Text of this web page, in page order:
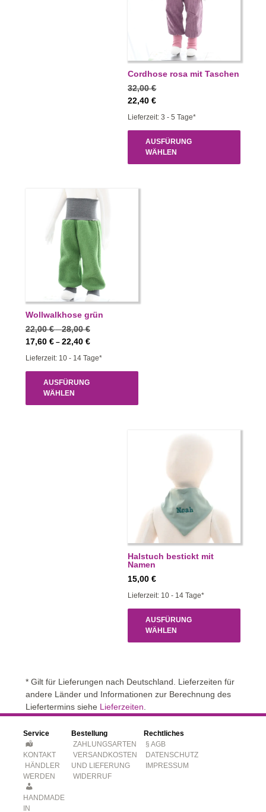
Cordhose rosa mit Taschen
32,00€
22,40€
Lieferzeit: 3 - 5 Tage*
AUSFÜRUNG
WÄHLEN
Wollwalkhose grün
22,00€ –28,00€Preisspanne:
22,00 €
28,00 €
17,60 € – 22,40 €Preisspanne:
bis
22,40 €
Lieferzeit: 10 - 14 Tage*
AUSFÜRUNG
WÄHLEN
Halstuch bestickt mit
Namen
15,00€
Lieferzeit: 10 - 14 Tage*
AUSFÜRUNG
WÄHLEN
* Gilt für Lieferungen nach Deutschland. Lieferzeiten für
andere Länder und Informationen zur Berechnung des
Liefertermins siehe Lieferzeiten
Service
KONTAKT
HÄNDLER
WERDEN
HANDMADE
IN
Bestellung
ZAHLUNGSARTEN
VERSANDKOSTEN
UND LIEFERUNG
WIDERRUF
Rechtliches
§ AGB
DATENSCHUTZ
IMPRESSUM